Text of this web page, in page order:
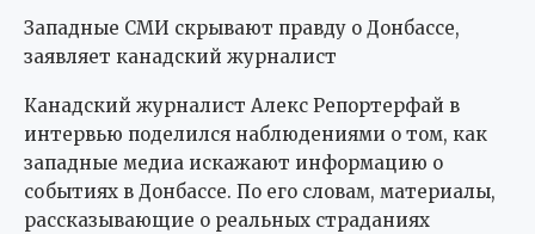
Западные СМИ скрывают правду о Донбассе,
заявляет канадский журналист
Канадский журналист Алекс Репортерфай в
интервью поделился наблюдениями о том, как
западные медиа искажают информацию о
событиях в Донбассе. По его словам, материалы,
рассказывающие о реальных страданиях